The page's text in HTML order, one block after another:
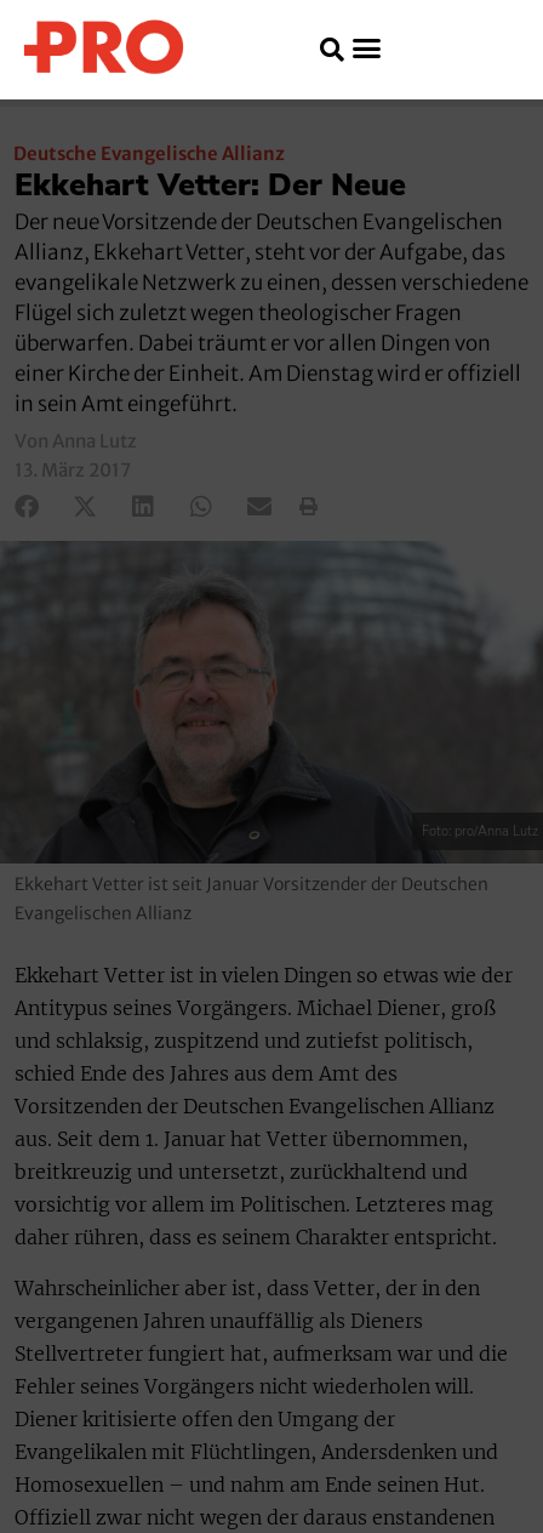
Deutsche Evangelische Allianz
Ekkehart Vetter: Der Neue
Der neue Vorsitzende der Deutschen Evangelischen
Allianz, Ekkehart Vetter, steht vor der Aufgabe, das
evangelikale Netzwerk zu einen, dessen verschiedene
Flügel sich zuletzt wegen theologischer Fragen
überwarfen. Dabei träumt er vor allen Dingen von
einer Kirche der Einheit. Am Dienstag wird er offiziell
in sein Amt eingeführt.
Von Anna Lutz
13. März 2017
Foto: pro/Anna Lutz
Ekkehart Vetter ist seit Januar Vorsitzender der Deutschen
Evangelischen Allianz
Ekkehart Vetter ist in vielen Dingen so etwas wie der
Antitypus seines Vorgängers. Michael Diener, groß
und schlaksig, zuspitzend und zutiefst politisch,
schied Ende des Jahres aus dem Amt des
Vorsitzenden der Deutschen Evangelischen Allianz
aus. Seit dem 1. Januar hat Vetter übernommen,
breitkreuzig und untersetzt, zurückhaltend und
vorsichtig vor allem im Politischen. Letzteres mag
daher rühren, dass es seinem Charakter entspricht.
Wahrscheinlicher aber ist, dass Vetter, der in den
vergangenen Jahren unauffällig als Dieners
Stellvertreter fungiert hat, aufmerksam war und die
Fehler seines Vorgängers nicht wiederholen will.
Diener kritisierte offen den Umgang der
Evangelikalen mit Flüchtlingen, Andersdenken und
Homosexuellen – und nahm am Ende seinen Hut.
Offiziell zwar nicht wegen der daraus enstandenen